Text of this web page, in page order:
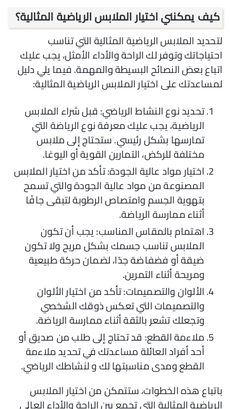
كيف يمكنني اختيار الملابس الرياضية المثالية؟
لتحديد الملابس الرياضية المثالية التي تناسب
احتياجاتك وتوفر لك الراحة والأداء الأمثل، يجب عليك
اتباع بعض النصائح البسيطة والمهمة. فيما يلي دليل
لمساعدتك على اختيار الملابس الرياضية المثالية:
تحديد نوع النشاط الرياضي: قبل شراء الملابس
الرياضية، يجب عليك معرفة نوع الرياضة التي
تمارسها بشكل رئيسي. ستحتاج إلى ملابس
مختلفة للركض، التمارين القوية أو اليوغا.
اختيار مواد عالية الجودة: تأكد من اختيار الملابس
المصنوعة من مواد عالية الجودة والتي تسمح
بتهوية الجسم وامتصاص الرطوبة لتبقى جافًا
أثناء ممارسة الرياضة.
اهتمام بالمقاس المناسب: يجب أن تكون
الملابس تناسب جسمك بشكل مريح ولا تكون
ضيقة أو فضفاضة جدًا، لضمان حركة طبيعية
ومريحة أثناء التمرين.
الألوان والتصميمات: تأكد من اختيار الألوان
والتصميمات التي تعكس ذوقك الشخصي
وتجعلك تشعر بالثقة أثناء ممارسة الرياضة.
ملاءمة القطع: قد تحتاج إلى طلب من صديق أو
أحد أفراد العائلة مساعدتك في تحديد ملاءمة
القطع ومدى مناسبتها لك و لنشاطك الرياضي.
باتباع هذه الخطوات، ستتمكن من اختيار الملابس
الرياضية المثالية التي تجمع بين الراحة والأداء العالي